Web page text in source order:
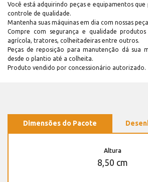
Você está adquirindo peças e equipamentos
controle de qualidade.
Mantenha suas máquinas em dia com nossas
Compre com segurança e qualidade
agrícola, tratores, colheitadeiras entre outros.
Peças de reposição para manutenção dá sua
desde o plantio até a colheita.
Produto vendido por concessionário autorizado.
Dimensões do Pacote
Altura
8,50 cm